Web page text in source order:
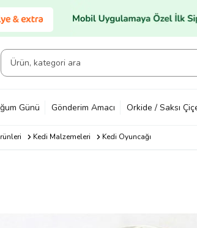
Günü Gönderim Amacı Orkide / Saksı
Kedi Malzemeleri Kedi Oyuncağı